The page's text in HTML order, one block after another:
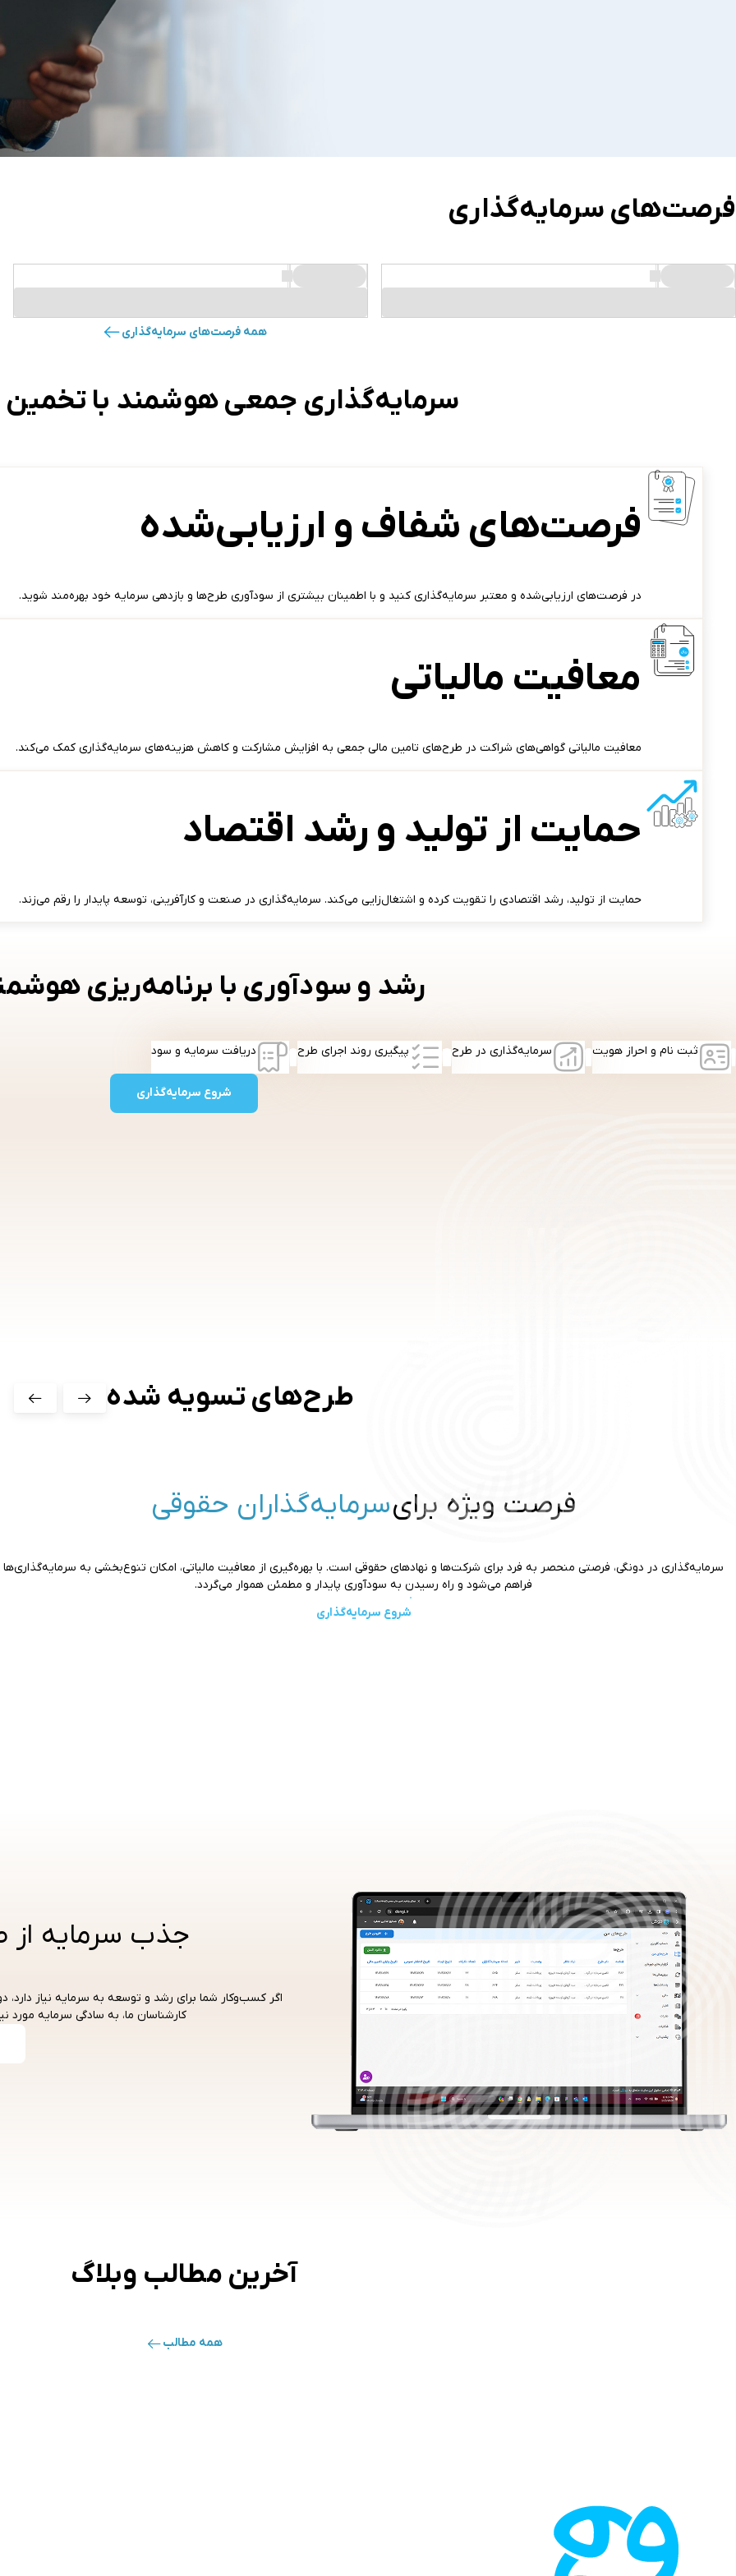
فرصت‌های سرمایه‌گذاری
همه فرصت‌های سرمایه‌گذاری
سرمایه‌گذاری جمعی هوشمند با تخمین
فرصت‌های شفاف و ارزیابی‌شده
در فرصت‌های ارزیابی‌شده و معتبر سرمایه‌گذاری کنید و با اطمینان بیشتری از سودآوری طرح‌ها و بازدهی سرمایه خود بهره‌مند شوید.
معافیت مالیاتی
معافیت مالیاتی گواهی‌های شراکت در طرح‌های تامین مالی جمعی به افزایش مشارکت و کاهش هزینه‌های سرمایه‌گذاری کمک می‌کند.
حمایت از تولید و رشد اقتصاد
حمایت از تولید، رشد اقتصادی را تقویت کرده و اشتغال‌زایی می‌کند. سرمایه‌گذاری در صنعت و کارآفرینی، توسعه پایدار را رقم می‌زند.
رشد و سودآوری با برنامه‌ریزی
ثبت نام و احراز هویت سرمایه‌گذاری در طرح پیگیری روند اجرای طرح دریافت سرمایه و سود
شروع سرمایه‌گذاری
طرح‌های تسویه شده
فرصت ویژه برایسرمایه‌گذاران حقوقی
سرمایه‌گذاری در دونگی، فرصتی منحصر به فرد برای شرکت‌ها و نهادهای حقوقی است. با بهره‌گیری از معافیت مالیاتی، امکان تنوع‌بخشی به سرمایه‌گذاری‌ها
فراهم می‌شود و راه رسیدن به سودآوری پایدار و مطمئن هموار می‌گردد.
شروع سرمایه‌گذاری
جذب سرمایه از
اگر کسب‌و‌کار شما برای رشد و توسعه به سرمایه نیاز دارد،
کارشناسان ما، به سادگی سرمایه
آخرین مطالب وبلاگ
همه مطالب